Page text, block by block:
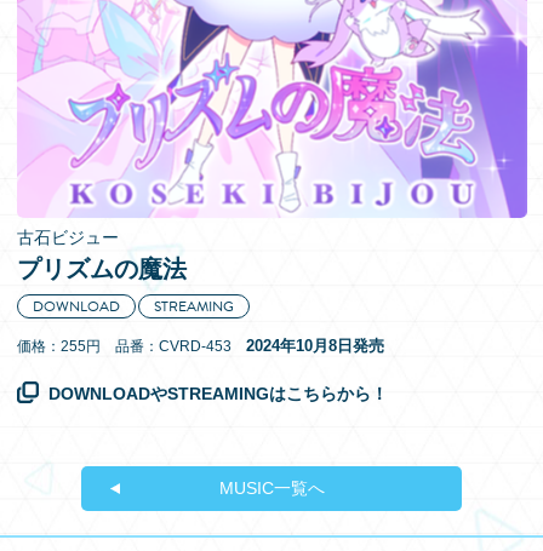
EN
古石ビジュー
プリズムの魔法
DOWNLOAD STREAMING
価格：255円 品番：CVRD-453 2024年10月8日発売
DOWNLOADやSTREAMINGはこちらから！
MUSIC一覧へ